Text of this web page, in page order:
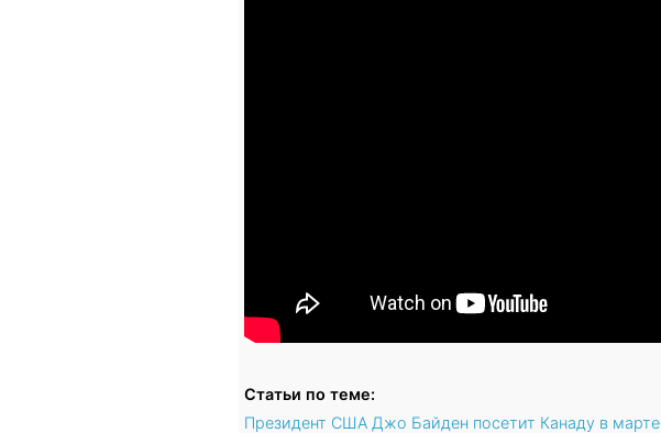
Статьи по теме:
Президент США Джо Байден посетит Канаду в марте